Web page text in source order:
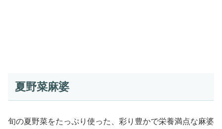
夏野菜麻婆
旬の夏野菜をたっぷり使った、彩り豊かで栄養満点な麻婆